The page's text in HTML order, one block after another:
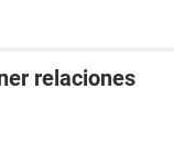
relaciones